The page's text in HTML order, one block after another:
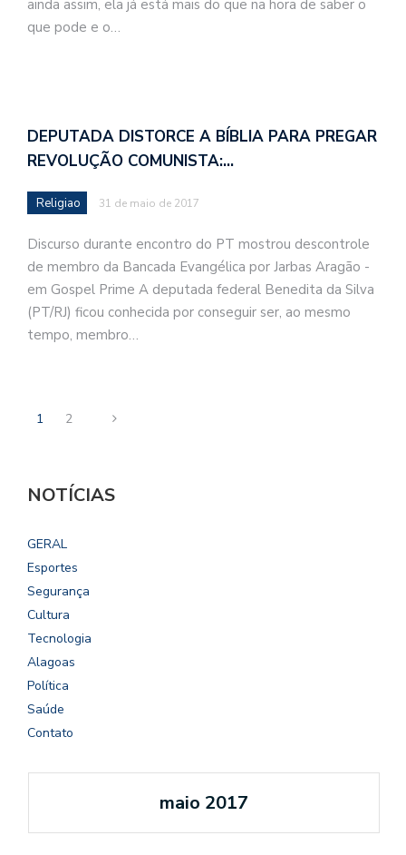
ainda assim, ela já está mais do que na hora de saber o
que pode e o…
DEPUTADA DISTORCE A BÍBLIA PARA PREGAR
REVOLUÇÃO COMUNISTA:…
Religiao 31 de maio de 2017
Discurso durante encontro do PT mostrou descontrole
de membro da Bancada Evangélica por Jarbas Aragão -
em Gospel Prime A deputada federal Benedita da Silva
(PT/RJ) ficou conhecida por conseguir ser, ao mesmo
tempo, membro…
1 2
NOTÍCIAS
GERAL
Esportes
Segurança
Cultura
Tecnologia
Alagoas
Política
Saúde
Contato
maio 2017